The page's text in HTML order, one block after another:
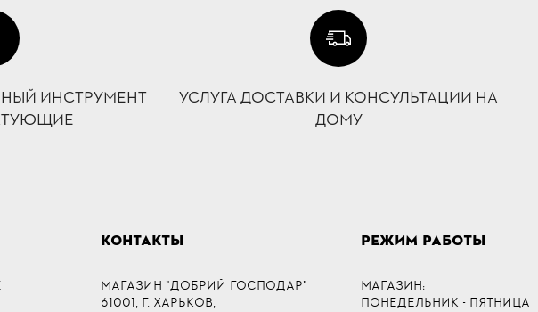
ИНСТРУМЕНТ
УСЛУГА ДОСТАВКИ И КОНСУЛЬТАЦИИ НА
ДОМУ
КОНТАКТЫ
МАГАЗИН "ДОБРИЙ ГОСПОДАР"
61001, Г. ХАРЬКОВ,
РЕЖИМ РАБОТЫ
МАГАЗИН:
ПОНЕДЕЛЬНИК - ПЯТНИЦА